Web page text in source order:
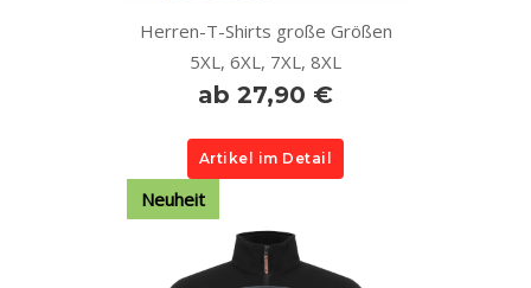
Herren-T-Shirts große Größen
5XL, 6XL, 7XL, 8XL
ab 27,90 €
Artikel im Detail
Neuheit